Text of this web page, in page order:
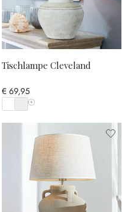
Tischlampe Cleveland
€ 69,95
Alle Farben anzeigen